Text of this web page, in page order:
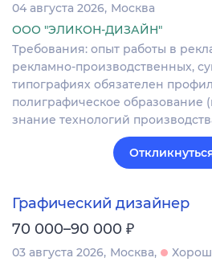
04 августа 2026 Москва
ООО "ЭЛИКОН-ДИЗАЙН"
Требования: опыт работы в
рекламно-производственных,
типографиях обязателен
полиграфическое образование
знание технологий
Графический дизайнер
70 000–90 000 ₽
03 августа 2026 Москва